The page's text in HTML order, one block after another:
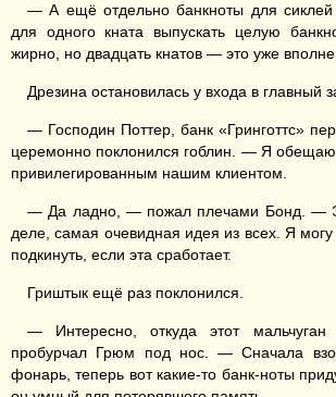
— А ещё отдельно банкноты для сиклей
для одного кната выпускать целую
жирно, но двадцать кнатов — это уже
Дрезина остановилась у входа в главный
— Господин Поттер, банк «Гринготтс»
церемонно поклонился гоблин. — Я
привилегированным нашим клиентом.
— Да ладно, — пожал плечами Бонд. —
деле, самая очевидная идея из всех. Я
подкинуть, если эта сработает.
Гриштык ещё раз поклонился.
— Интересно, откуда этот
пробурчал Грюм под нос. — Сначала
фонарь, теперь вот какие-то банк-ноты